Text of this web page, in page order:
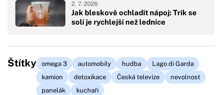
Jak bleskově ochladit nápoj: Trik se
solí je rychlejší než lednice
2. 7. 2026
Štítky omega 3 automobily hudba
Lago di Garda
kamion
detoxikace Česká televize
nevolnost
panelák
kuchaři